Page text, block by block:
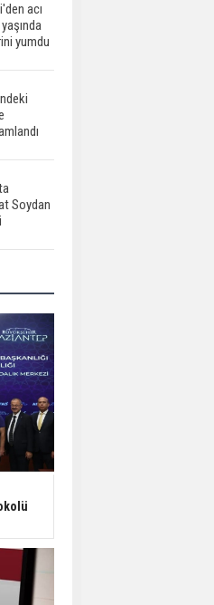
acı
yumdu
Soydan
tatil mi?
keşif
Son